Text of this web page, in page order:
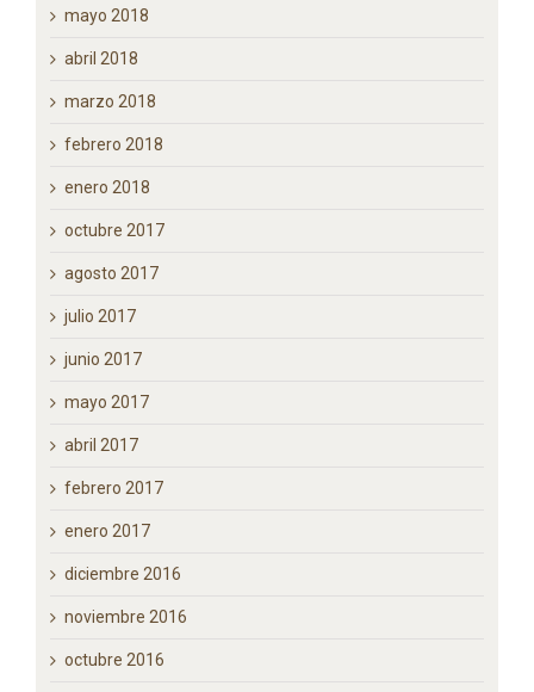
mayo 2018
abril 2018
marzo 2018
febrero 2018
enero 2018
octubre 2017
agosto 2017
julio 2017
junio 2017
mayo 2017
abril 2017
febrero 2017
enero 2017
diciembre 2016
noviembre 2016
octubre 2016